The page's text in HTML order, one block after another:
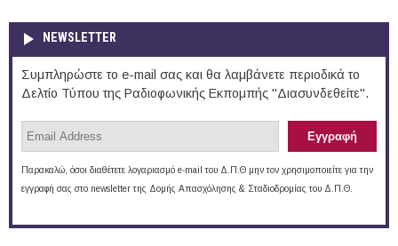
NEWSLETTER
Συμπληρώστε το e-mail σας και θα λαμβάνετε περιοδικά το
Δελτίο Τύπου της Ραδιοφωνικής Εκπομπής "Διασυνδεθείτε".
Παρακαλώ, όσοι διαθέτετε λογαριασμό e-mail του Δ.Π.Θ μην τον χρησιμοποιείτε για την
εγγραφή σας στο newsletter της Δομής Απασχόλησης & Σταδιοδρομίας του Δ.Π.Θ.